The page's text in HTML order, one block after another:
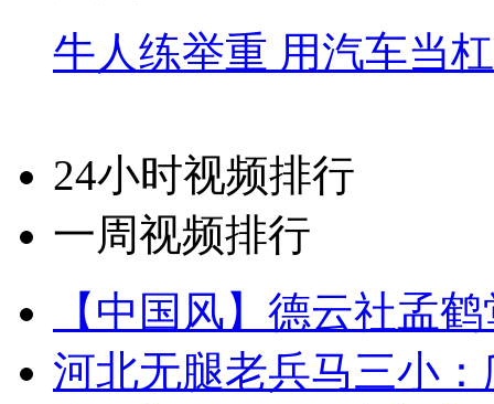
牛人练举重 用汽车当
24小时视频排行
一周视频排行
【中国风】德云社孟
河北无腿老兵马三小